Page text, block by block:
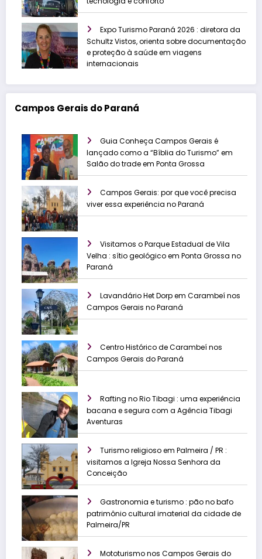
Expo Turismo Paraná 2026 : diretora da
Schultz Vistos, orienta sobre documentação
e proteção à saúde em viagens
internacionais
Campos Gerais do Paraná
Guia Conheça Campos Gerais é
lançado como a “Bíblia do Turismo” em
Salão do trade em Ponta Grossa
Campos Gerais: por que você precisa
viver essa experiência no Paraná
Visitamos o Parque Estadual de Vila
Velha : sítio geológico em Ponta Grossa no
Paraná
Lavandário Het Dorp em Carambeí nos
Campos Gerais no Paraná
Centro Histórico de Carambeí nos
Campos Gerais do Paraná
Rafting no Rio Tibagi : uma experiência
bacana e segura com a Agência Tibagi
Aventuras
Turismo religioso em Palmeira / PR :
visitamos a Igreja Nossa Senhora da
Conceição
Gastronomia e turismo : pão no bafo
patrimônio cultural imaterial da cidade de
Palmeira/PR
Mototurismo nos Campos Gerais do